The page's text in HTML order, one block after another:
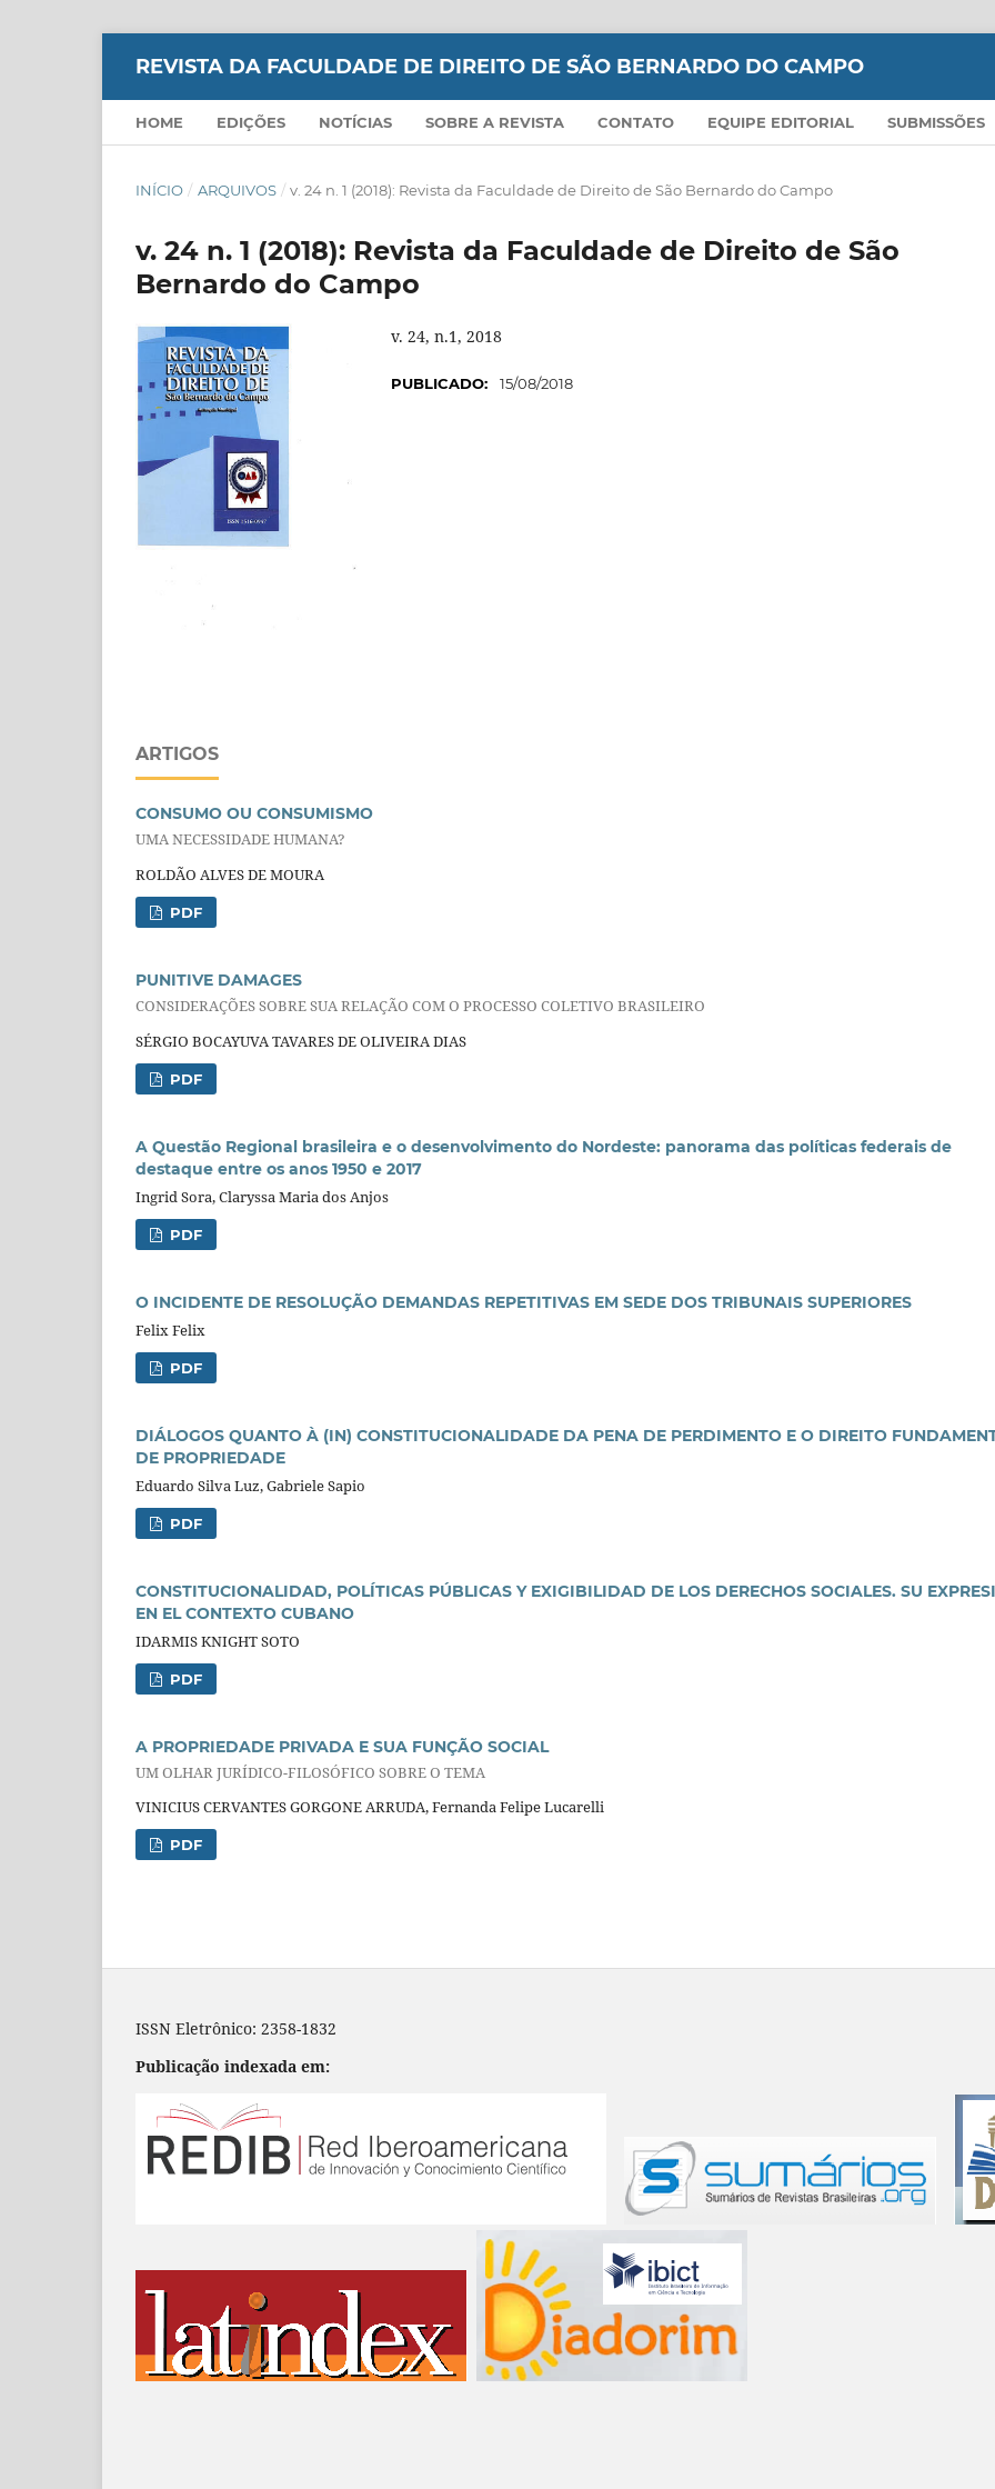
REVISTA DA FACULDADE DE DIREITO DE SÃO BERNARDO DO CAMPO
HOME EDIÇÕES NOTÍCIAS SOBRE A REVISTA CONTATO EQUIPE EDITORIAL SUBMISSÕES
INÍCIO / ARQUIVOS / v. 24 n. 1 (2018): Revista da Faculdade de Direito de São Bernardo do Campo
v. 24 n. 1 (2018): Revista da Faculdade de Direito de São
Bernardo do Campo
v. 24, n.1, 2018
PUBLICADO: 15/08/2018
ARTIGOS
CONSUMO OU CONSUMISMO
UMA NECESSIDADE HUMANA?
ROLDÃO ALVES DE MOURA
PDF
PUNITIVE DAMAGES
CONSIDERAÇÕES SOBRE SUA RELAÇÃO COM O PROCESSO COLETIVO BRASILEIRO
SÉRGIO BOCAYUVA TAVARES DE OLIVEIRA DIAS
PDF
A Questão Regional brasileira e o desenvolvimento do Nordeste: panorama das políticas federais de
destaque entre os anos 1950 e 2017
Ingrid Sora, Claryssa Maria dos Anjos
PDF
O INCIDENTE DE RESOLUÇÃO DEMANDAS REPETITIVAS EM SEDE DOS TRIBUNAIS SUPERIORES
Felix Felix
PDF
DIÁLOGOS QUANTO À (IN) CONSTITUCIONALIDADE DA PENA DE PERDIMENTO E O DIREITO
DE PROPRIEDADE
Eduardo Silva Luz, Gabriele Sapio
PDF
CONSTITUCIONALIDAD, POLÍTICAS PÚBLICAS Y EXIGIBILIDAD DE LOS DERECHOS SOCIALES. SU
EN EL CONTEXTO CUBANO
IDARMIS KNIGHT SOTO
PDF
A PROPRIEDADE PRIVADA E SUA FUNÇÃO SOCIAL
UM OLHAR JURÍDICO-FILOSÓFICO SOBRE O TEMA
VINICIUS CERVANTES GORGONE ARRUDA, Fernanda Felipe Lucarelli
PDF
ISSN Eletrônico: 2358-1832
Publicação indexada em: